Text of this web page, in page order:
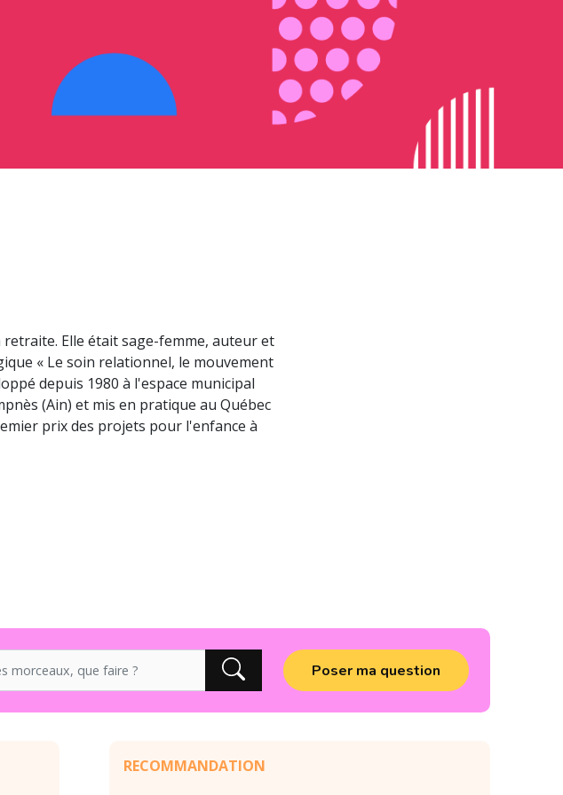
retraite. Elle était sage-femme, auteur et
« Le soin relationnel, le mouvement
depuis 1980 à l'espace municipal
(Ain) et mis en pratique au Québec
prix des projets pour l'enfance à
RECOMMANDATION